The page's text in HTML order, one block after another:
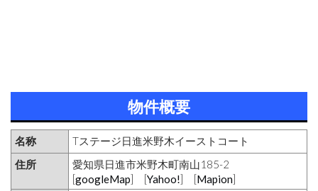
物件概要
名称
Tステージ日進米野木イーストコート
住所
愛知県日進市米野木町南山185-2
[googleMap] [Yahoo!] [Mapion]